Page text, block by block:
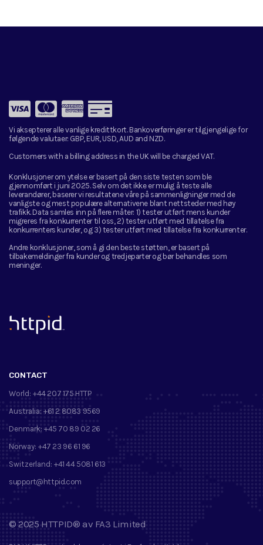
Vi aksepterer alle vanlige kredittkort. Bankoverføringer er tilgjengelige for
følgende valutaer: GBP, EUR, USD, AUD and NZD.
Customers with a billing address in the UK will be charged VAT.
Konklusjoner om ytelse er basert på den siste testen som ble
gjennomført i juni 2025. Selv om det ikke er mulig å teste alle
leverandører, baserer vi resultatene våre på sammenligninger med de
vanligste og mest populære alternativene blant nettsteder med høy
trafikk. Data samles inn på flere måter: 1) tester utført mens kunder
migreres fra konkurrenter til oss, 2) tester utført med tillatelse fra
konkurrenters kunder, og 3) tester utført med tillatelse fra konkurrenter.
Andre konklusjoner, som å gi den beste støtten, er basert på
tilbakemeldinger fra kunder og tredjeparter og bør behandles som
meninger.
™
CONTACT
World: +44 207 175 HTTP
Australia: +61 2 8083 9569
Denmark: +45 70 89 02 26
Norway: +47 23 96 61 96
Switzerland: +41 44 5081 613
support@httpid.com
©2025 HTTPID®av FA3 Limited